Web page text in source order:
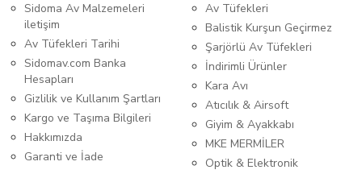
Sidoma Av Malzemeleri
iletişim
Av Tüfekleri Tarihi
Sidomav.com Banka
Hesapları
Gizlilik ve Kullanım Şartları
Kargo ve Taşıma Bilgileri
Hakkımızda
Garanti ve İade
Av Tüfekleri
Balistik Kurşun Geçirmez
Şarjörlü Av Tüfekleri
İndirimli Ürünler
Kara Avı
Atıcılık & Airsoft
Giyim & Ayakkabı
MKE MERMİLER
Optik & Elektronik